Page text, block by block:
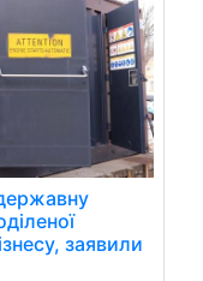
заявили